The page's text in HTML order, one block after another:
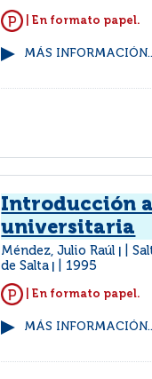
| En formato papel.
MÁS
Introducción
universitaria
Méndez, Julio Raúl
de Salta
1995
| En formato papel.
MÁS